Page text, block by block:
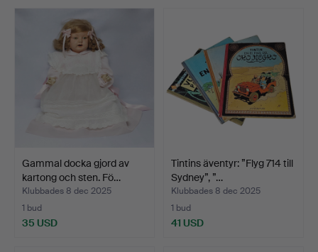
Gammal docka gjord av
kartong och sten. Fö…
Klubbades 8 dec 2025
1 bud
35 USD
Tintins äventyr: ”Flyg 714 till
Sydney”, ”…
Klubbades 8 dec 2025
1 bud
41 USD